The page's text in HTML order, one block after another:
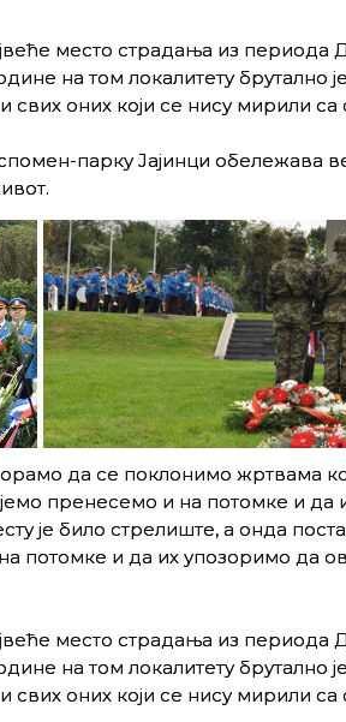
место страдања из периода
на том локалитету брутално
оних који се нису мирили са
парку Јајинци обележава
да се поклонимо жртвама
пренесемо и на потомке и да
је било стрелиште, а онда
и да их упозоримо да
место страдања из периода
на том локалитету брутално
оних који се нису мирили са